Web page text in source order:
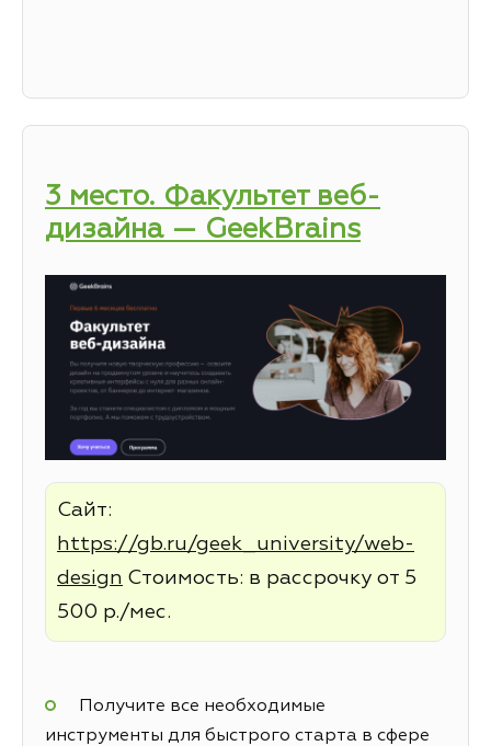
3 место. Факультет веб-
дизайна — GeekBrains
Сайт:
https://gb.ru/geek_university/web-
design Стоимость: в рассрочку от 5
500 р./мес.
Получите все необходимые
инструменты для быстрого старта в сфере